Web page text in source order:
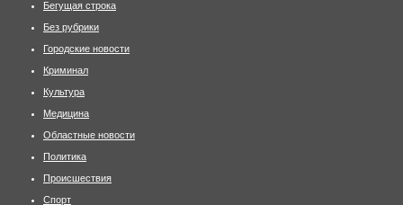
Бегущая строка
Без рубрики
Городские новости
Криминал
Культура
Медицина
Областные новости
Политика
Происшествия
Спорт